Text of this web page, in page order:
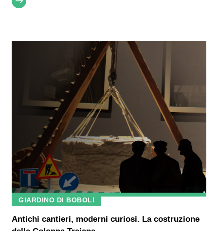
GIARDINO DI BOBOLI
Antichi cantieri, moderni curiosi. La costruzione